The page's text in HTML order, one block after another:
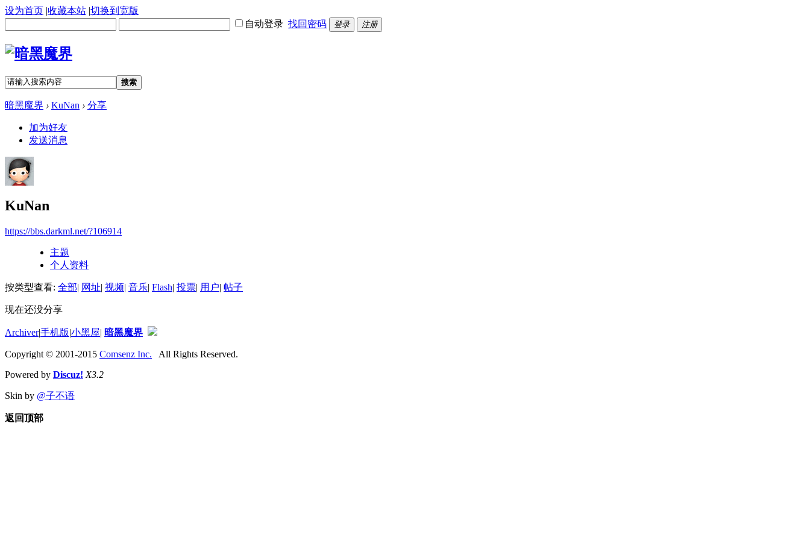
设为首页 |收藏本站 |切换到宽版
自动登录 找回密码 登录 注册
搜索
暗黑魔界 › KuNan › 分享
加为好友
发送消息
KuNan
https://bbs.darkml.net/?106914
主题
个人资料
按类型查看: 全部| 网址| 视频| 音乐| Flash| 投票| 用户| 帖子
现在还没分享
Archiver|手机版|小黑屋| 暗黑魔界
Copyright © 2001-2015 Comsenz Inc. All Rights Reserved.
Powered by Discuz! X3.2
Skin by @子不语
返回顶部